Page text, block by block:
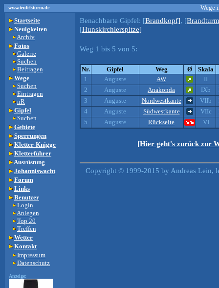
www.teufelsturm.de
Wege
Startseite
Neuigkeiten
Archiv
Fotos
Galerie
Suchen
Beitragen
Wege
Suchen
Eintragen
nR
Gipfel
Suchen
Gebiete
Sperrungen
Kletter-Knigge
Kletterführer
Ausrüstung
Johanniswacht
Forum
Links
Benutzer
Login
Anlegen
Top 20
Treffen
Wetter
Kontakt
Impressum
Datenschutz
Anzeige:
Benachbarte Gipfel: [Brandkopf], [
[Hunskirchlerspitze]
Weg 1 bis 5 von 5:
Nr. Gipfel Weg Ø
Skala
1
Auguste AW II
2
Auguste Anakonda IXb
3
Auguste Nordwestkante VIIb
4
Auguste Südwestkante VIIc
5
Auguste Rückseite VI
[Hier geht's zurück zur
Copyright © 1999-2015 by Andreas Lein,